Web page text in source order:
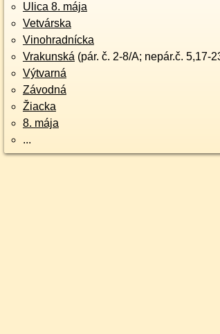
Ulica 8. mája
Vetvárska
Vinohradnícka
Vrakunská (pár. č. 2-8/A; nepár.č. 5,17-
Výtvarná
Závodná
Žiacka
8. mája
...